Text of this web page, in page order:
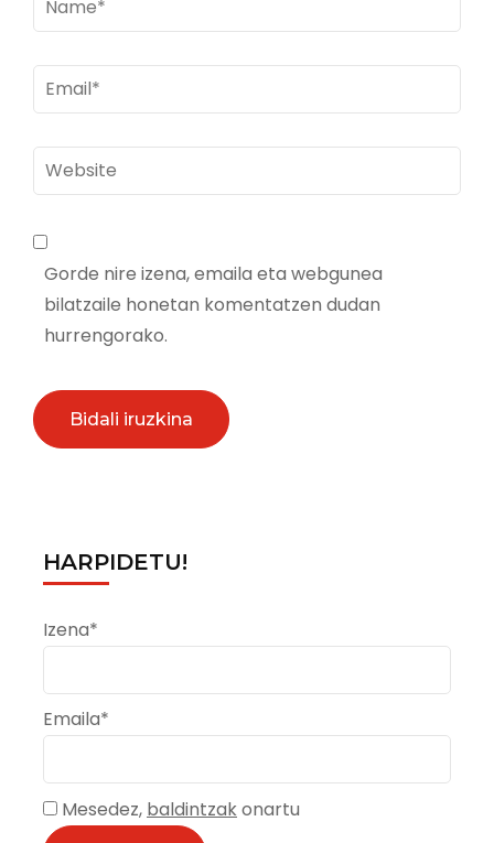
Email*
Website
Gorde nire izena, emaila eta webgunea
bilatzaile honetan komentatzen dudan
hurrengorako.
HARPIDETU!
Izena*
Emaila*
Mesedez, baldintzakonartu